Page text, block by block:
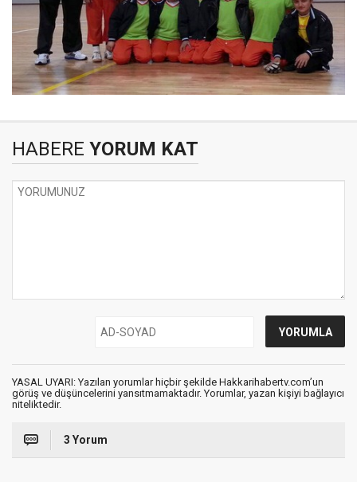
HABERE YORUM KAT
YASAL UYARI: Yazılan yorumlar hiçbir şekilde Hakkarihabertv.com’un
görüş ve düşüncelerini yansıtmamaktadır. Yorumlar, yazan kişiyi bağlayıcı
niteliktedir.
3 Yorum